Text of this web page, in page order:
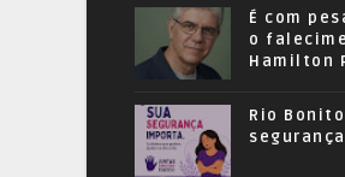
É com
o
Hamilton
Rio